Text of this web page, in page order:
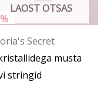
LAOST OTSAS
Secret
musta
stringid
teha
tootelehel.